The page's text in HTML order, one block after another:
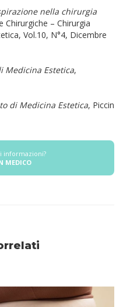
nella chirurgia
Chirurgiche – Chirurgia
Vol.10, N°4, Dicembre
Medicina Estetica,
di Medicina Estetica, Piccin
informazioni?
MEDICO